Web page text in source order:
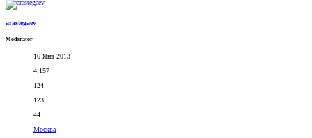
arastegaev
Moderator
16 Янв 2013
4.157
124
123
44
Москва